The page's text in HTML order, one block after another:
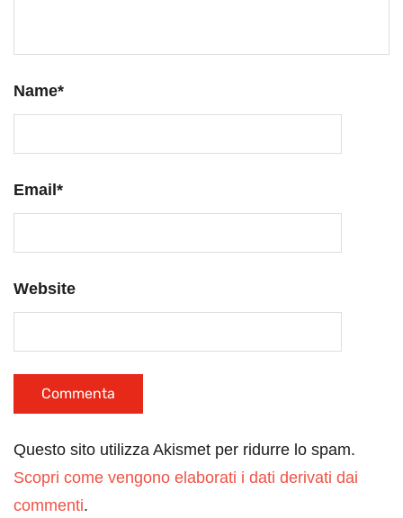
Name*
Email *
Website
Questo sito utilizza Akismet per ridurre lo spam.
Scopri come vengono elaborati i dati derivati dai
commenti.